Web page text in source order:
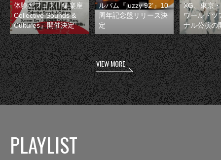
体験型フェス『集楽座
Collective Sounds &
Cultures』開催決定
ルバム『juzzy 92’』10
周年記念盤リリース決
定
XG、東京
ワールドツ
ナル公演の
VIEW MORE
PLAYLIST